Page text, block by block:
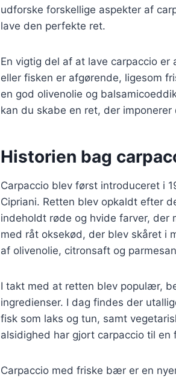
udforske forskellige aspekter af
lave den perfekte ret.
En vigtig del af at lave carpaccio
eller fisken er afgørende, ligesom
en god olivenolie og
kan du skabe en ret, der
Historien bag
Carpaccio blev først introduceret i
Cipriani. Retten blev opkaldt efter
indeholdt røde og hvide farver, der
med råt oksekød, der blev skåret i
af olivenolie, citronsaft og
I takt med at retten blev populær,
ingredienser. I dag findes der
fisk som laks og tun, samt
alsidighed har gjort carpaccio til
Carpaccio med friske bær er en